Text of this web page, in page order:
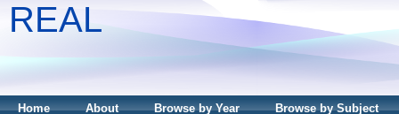
REAL
Home About Browse by Year Browse by Subject